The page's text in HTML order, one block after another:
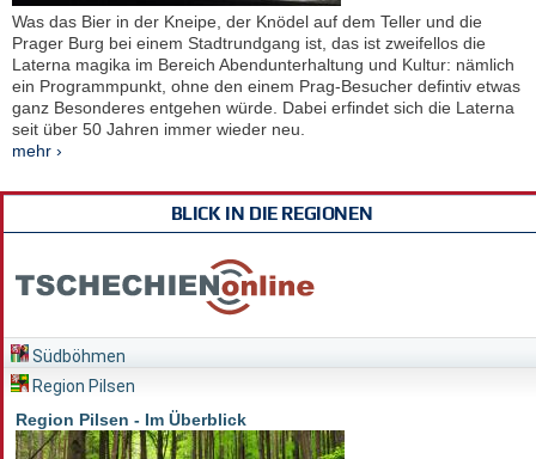
Was das Bier in der Kneipe, der Knödel auf dem Teller und die
Prager Burg bei einem Stadtrundgang ist, das ist zweifellos die
Laterna magika im Bereich Abendunterhaltung und Kultur: nämlich
ein Programmpunkt, ohne den einem Prag-Besucher defintiv etwas
ganz Besonderes entgehen würde. Dabei erfindet sich die Laterna
seit über 50 Jahren immer wieder neu.
mehr ›
BLICK IN DIE REGIONEN
Südböhmen
Region Pilsen
Region Pilsen - Im Überblick